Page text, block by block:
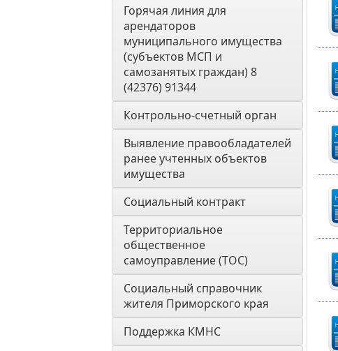
Горячая линия для
арендаторов
муниципального имущества
(субъектов МСП и
самозанятых граждан) 8
(42376) 91344
Контрольно-счетный орган
Выявление правообладателей
ранее учтенных объектов
имущества
Социальный контракт
Территориальное
общественное
самоуправление (ТОС)
Социальный справочник
жителя Приморского края
Поддержка КМНС